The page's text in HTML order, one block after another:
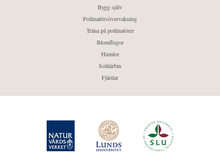
Bygg själv
Pollinatörsövervakning
Träna på pollinatörer
Blomflugor
Humlor
Solitärbin
Fjärilar